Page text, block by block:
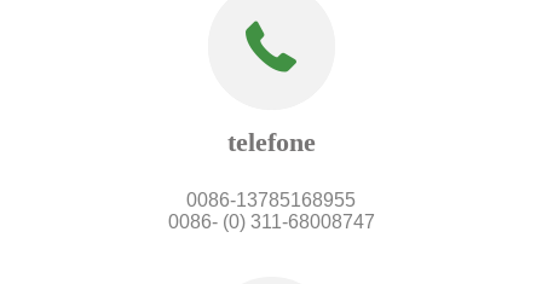
telefone
0086-13785168955
0086- (0) 311-68008747